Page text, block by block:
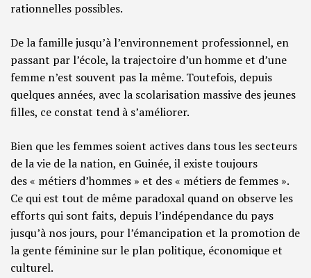
rationnelles possibles.
De la famille jusqu’à l’environnement professionnel, en
passant par l’école, la trajectoire d’un homme et d’une
femme n’est souvent pas la même. Toutefois, depuis
quelques années, avec la scolarisation massive des jeunes
filles, ce constat tend à s’améliorer.
Bien que les femmes soient actives dans tous les secteurs
de la vie de la nation, en Guinée, il existe toujours
des « métiers d’hommes » et des « métiers de femmes ».
Ce qui est tout de même paradoxal quand on observe les
efforts qui sont faits, depuis l’indépendance du pays
jusqu’à nos jours, pour l’émancipation et la promotion de
la gente féminine sur le plan politique, économique et
culturel.